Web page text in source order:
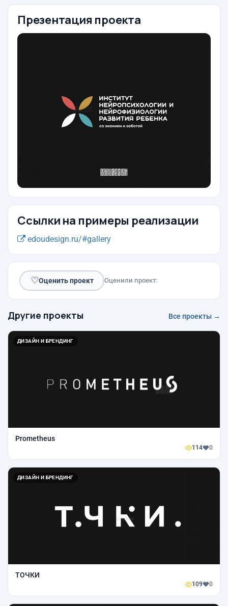
Презентация проекта
Ссылки на примеры реализации
edoudesign.ru/#gallery
♡Оценить проект Оценили проект:
Другие проекты Все проекты →
ДИЗАЙН И БРЕНДИНГ
Prometheus
114 0
ДИЗАЙН И БРЕНДИНГ
ТОЧКИ
109 0